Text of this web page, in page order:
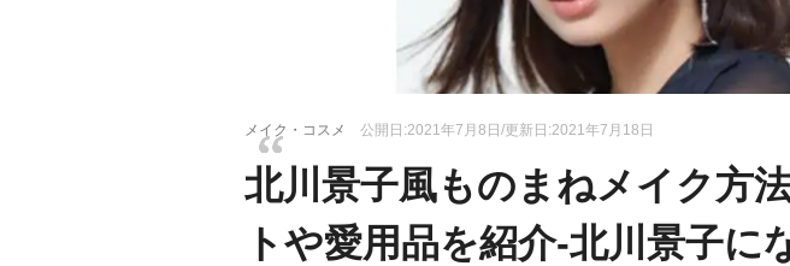
メイク・コスメ 公開日:2021年7月8日/更新日:2021年7月18日
北川景子風ものまねメイク方
トや愛用品を紹介-北川景子に